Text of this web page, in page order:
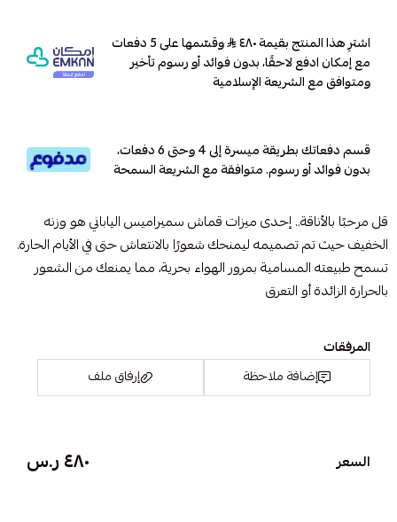
اشترِ هذا المنتج بقيمة ٤٨٠
وقسّمها على 5 دفعات
مع إمكان ادفع لاحقًا، بدون فوائد أو رسوم تأخير
ومتوافق مع الشريعة الإسلامية
قسم دفعاتك بطريقة ميسرة إلى 4 وحتى 6 دفعات،
بدون فوائد أو رسوم. متوافقة مع الشريعة السمحة
قل مرحبًا بالأناقة.. إحدى ميزات قماش سميراميس الياباني هو وزنه
الخفيف حيث تم تصميمه ليمنحك شعورًا بالانتعاش حتى في الأيام الحارة.
تسمح طبيعته المسامية بمرور الهواء بحرية، مما يمنعك من الشعور
بالحرارة الزائدة أو التعرق
المرفقات
إضافة ملاحظة
إرفاق ملف
السعر ٤٨٠ ر.س